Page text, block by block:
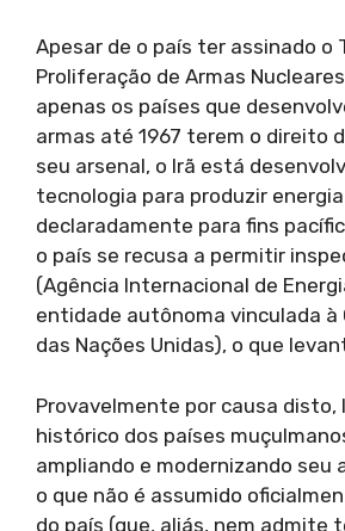
Apesar de o país ter assinado o
Proliferação de Armas
apenas os países que
armas até 1967 terem o direito
seu arsenal, o Irã está
tecnologia para produzir
declaradamente para fins
o país se recusa a permitir
(Agência Internacional de
entidade autônoma vinculada à
das Nações Unidas), o que
Provavelmente por causa disto,
histórico dos países
ampliando e modernizando seu
o que não é assumido
do país (que, aliás, nem admite